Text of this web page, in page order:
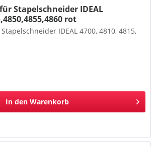
Stapelschneider IDEAL
rot
IDEAL 4700, 4810, 4815,
In den Warenkorb